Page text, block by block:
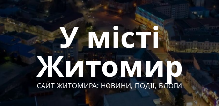
Перейти
до
вмісту
У місті
Житомир
САЙТ ЖИТОМИРА: НОВИНИ, ПОДІЇ, БЛОГИ